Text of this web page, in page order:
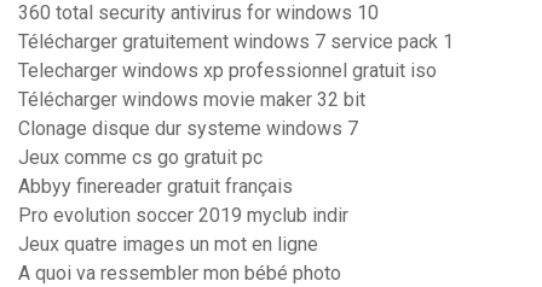
360 total security antivirus for windows 10
Télécharger gratuitement windows 7 service pack 1
Telecharger windows xp professionnel gratuit iso
Télécharger windows movie maker 32 bit
Clonage disque dur systeme windows 7
Jeux comme cs go gratuit pc
Abbyy finereader gratuit français
Pro evolution soccer 2019 myclub indir
Jeux quatre images un mot en ligne
A quoi va ressembler mon bébé photo